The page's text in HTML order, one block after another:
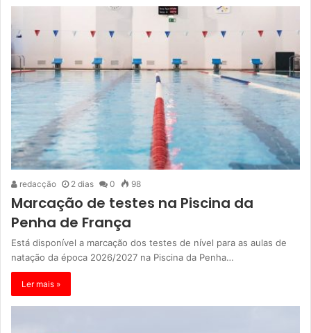
redacção 2 dias 0 98
Marcação de testes na Piscina da
Penha de França
Está disponível a marcação dos testes de nível para as aulas de
natação da época 2026/2027 na Piscina da Penha…
Ler mais »